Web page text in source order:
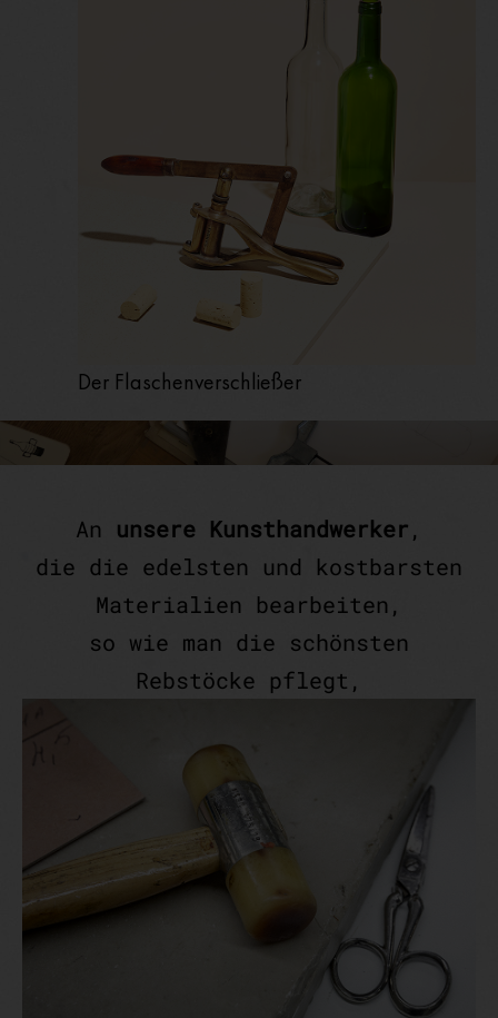
Der Flaschenverschließer
An unsere Kunsthandwerker,
die die edelsten und kostbarsten
Materialien bearbeiten,
so wie man die schönsten
Rebstöcke pflegt,